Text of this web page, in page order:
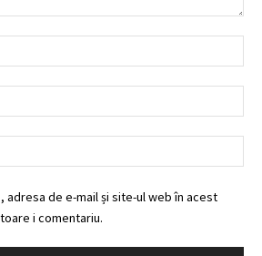
adresa de e-mail și site-ul web în acest
i comentariu.